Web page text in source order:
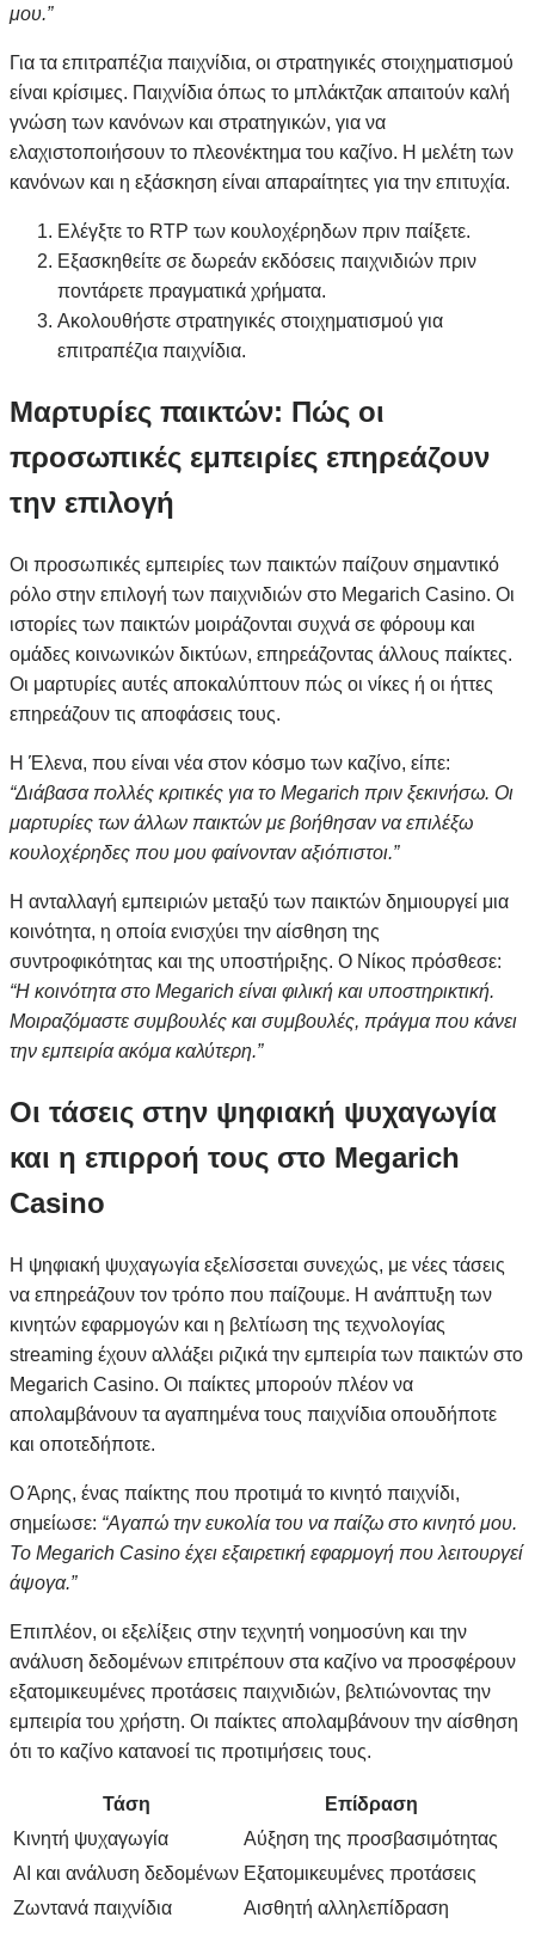
μου.”
Για τα επιτραπέζια παιχνίδια, οι στρατηγικές στοιχηματισμού
είναι κρίσιμες. Παιχνίδια όπως το μπλάκτζακ απαιτούν καλή
γνώση των κανόνων και στρατηγικών, για να
ελαχιστοποιήσουν το πλεονέκτημα του καζίνο. Η μελέτη των
κανόνων και η εξάσκηση είναι απαραίτητες για την επιτυχία.
Ελέγξτε το RTP των κουλοχέρηδων πριν παίξετε.
Εξασκηθείτε σε δωρεάν εκδόσεις παιχνιδιών πριν
ποντάρετε πραγματικά χρήματα.
Ακολουθήστε στρατηγικές στοιχηματισμού για
επιτραπέζια παιχνίδια.
Μαρτυρίες παικτών: Πώς οι
προσωπικές εμπειρίες επηρεάζουν
την επιλογή
Οι προσωπικές εμπειρίες των παικτών παίζουν σημαντικό
ρόλο στην επιλογή των παιχνιδιών στο Megarich Casino. Οι
ιστορίες των παικτών μοιράζονται συχνά σε φόρουμ και
ομάδες κοινωνικών δικτύων, επηρεάζοντας άλλους παίκτες.
Οι μαρτυρίες αυτές αποκαλύπτουν πώς οι νίκες ή οι ήττες
επηρεάζουν τις αποφάσεις τους.
Η Έλενα, που είναι νέα στον κόσμο των καζίνο, είπε:
“Διάβασα πολλές κριτικές για το Megarich πριν ξεκινήσω. Οι
μαρτυρίες των άλλων παικτών με βοήθησαν να επιλέξω
κουλοχέρηδες που μου φαίνονταν αξιόπιστοι.”
Η ανταλλαγή εμπειριών μεταξύ των παικτών δημιουργεί μια
κοινότητα, η οποία ενισχύει την αίσθηση της
συντροφικότητας και της υποστήριξης. Ο Νίκος πρόσθεσε:
“Η κοινότητα στο Megarich είναι φιλική και υποστηρικτική.
Μοιραζόμαστε συμβουλές και συμβουλές, πράγμα που κάνει
την εμπειρία ακόμα καλύτερη.”
Οι τάσεις στην ψηφιακή ψυχαγωγία
και η επιρροή τους στο Megarich
Casino
Η ψηφιακή ψυχαγωγία εξελίσσεται συνεχώς, με νέες τάσεις
να επηρεάζουν τον τρόπο που παίζουμε. Η ανάπτυξη των
κινητών εφαρμογών και η βελτίωση της τεχνολογίας
streaming έχουν αλλάξει ριζικά την εμπειρία των παικτών στο
Megarich Casino. Οι παίκτες μπορούν πλέον να
απολαμβάνουν τα αγαπημένα τους παιχνίδια οπουδήποτε
και οποτεδήποτε.
Ο Άρης, ένας παίκτης που προτιμά το κινητό παιχνίδι,
σημείωσε: “Αγαπώ την ευκολία του να παίζω στο κινητό μου.
Το Megarich Casino έχει εξαιρετική εφαρμογή που λειτουργεί
άψογα.”
Επιπλέον, οι εξελίξεις στην τεχνητή νοημοσύνη και την
ανάλυση δεδομένων επιτρέπουν στα καζίνο να προσφέρουν
εξατομικευμένες προτάσεις παιχνιδιών, βελτιώνοντας την
εμπειρία του χρήστη. Οι παίκτες απολαμβάνουν την αίσθηση
ότι το καζίνο κατανοεί τις προτιμήσεις τους.
Τάση
Επίδραση
Κινητή ψυχαγωγία
Αύξηση της προσβασιμότητας
AI και ανάλυση δεδομένων Εξατομικευμένες προτάσεις
Ζωντανά παιχνίδια
Αισθητή αλληλεπίδραση